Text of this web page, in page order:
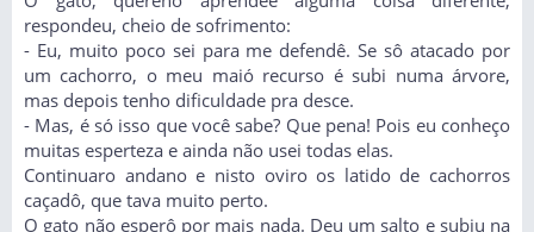
respondeu, cheio de sofrimento:
- Eu, muito poco sei para me defendê. Se sô atacado por
um cachorro, o meu maió recurso é subi numa árvore,
mas depois tenho dificuldade pra desce.
- Mas, é só isso que você sabe? Que pena! Pois eu conheço
muitas esperteza e ainda não usei todas elas.
Continuaro andano e nisto oviro os latido de cachorros
caçadô, que tava muito perto.
O gato não esperô por mais nada. Deu um salto e subiu na